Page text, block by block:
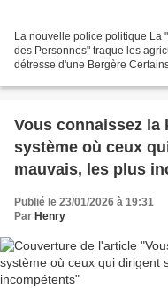
La nouvelle police politique La
des Personnes" traque les agriculteurs. Le saisissant
détresse d'une Bergère Certains policiers se réjouissent de taper sur les
Vous connaissez la
système où ceux
mauvais, les plus
Publié le 23/01/2026 à 19:31
Par Henry